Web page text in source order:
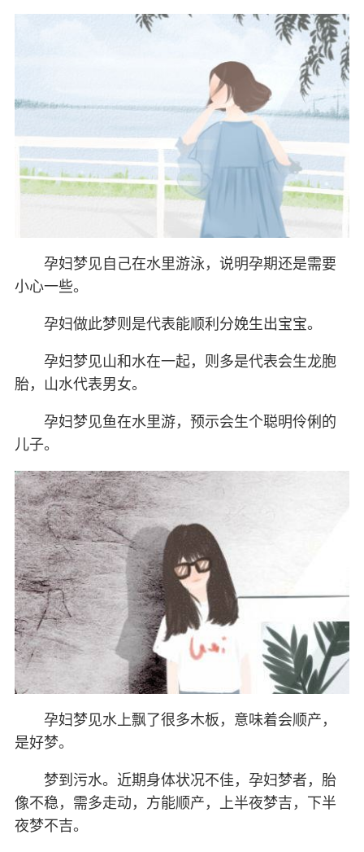
孕妇梦见自己在水里游泳，说明孕期还是需要
小心一些。
孕妇做此梦则是代表能顺利分娩生出宝宝。
孕妇梦见山和水在一起，则多是代表会生龙胞
胎，山水代表男女。
孕妇梦见鱼在水里游，预示会生个聪明伶俐的
儿子。
孕妇梦见水上飘了很多木板，意味着会顺产，
是好梦。
梦到污水。近期身体状况不佳，孕妇梦者，胎
像不稳，需多走动，方能顺产，上半夜梦吉，下半
夜梦不吉。